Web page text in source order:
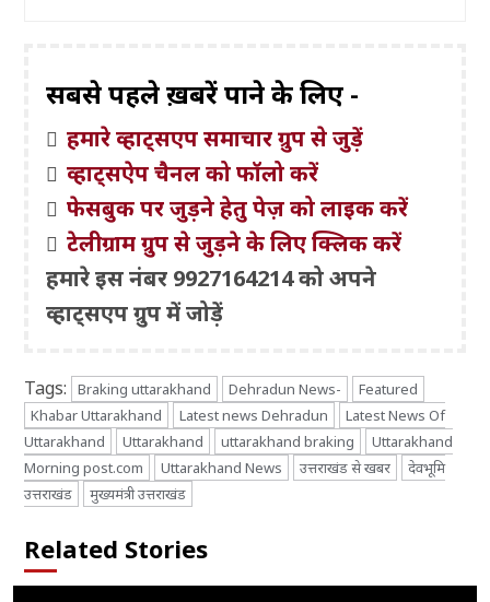
सबसे पहले ख़बरें पाने के लिए -
हमारे व्हाट्सएप समाचार ग्रुप से जुड़ें
व्हाट्सऐप चैनल को फॉलो करें
फेसबुक पर जुड़ने हेतु पेज़ को लाइक करें
टेलीग्राम ग्रुप से जुड़ने के लिए क्लिक करें
हमारे इस नंबर 9927164214 को अपने
व्हाट्सएप ग्रुप में जोड़ें
Tags: Braking uttarakhand Dehradun News-
Featured
Khabar Uttarakhand
Latest news Dehradun
Latest News Of
Uttarakhand
Uttarakhand uttarakhand braking
Uttarakhand
Morning post.com
Uttarakhand News उत्तराखंड से खबर
देवभूमि
उत्तराखंड
मुख्यमंत्री उत्तराखंड
Related Stories